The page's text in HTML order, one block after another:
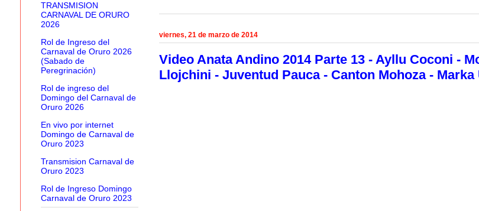
viernes, 21 de marzo de 2014
Video Anata Andino 2014 Parte 13 - Ayllu Coconi -
Llojchini - Juventud Pauca - Canton Mohoza - Marka
TRANSMISION
CARNAVAL DE ORURO
2026
Rol de Ingreso del
Carnaval de Oruro 2026
(Sabado de
Peregrinación)
Rol de ingreso del
Domingo del Carnaval de
Oruro 2026
En vivo por internet
Domingo de Carnaval de
Oruro 2023
Transmision Carnaval de
Oruro 2023
Rol de Ingreso Domingo
Carnaval de Oruro 2023